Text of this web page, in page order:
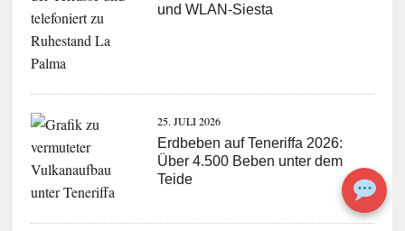
und WLAN-Siesta
25. JULI 2026
Erdbeben auf Teneriffa 2026:
Über 4.500 Beben unter dem
Teide